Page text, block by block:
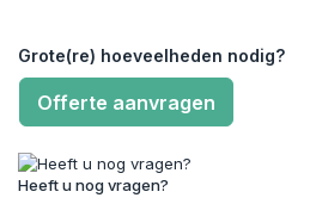
Grote(re) hoeveelheden nodig?
Offerte aanvragen
Heeft u nog vragen?